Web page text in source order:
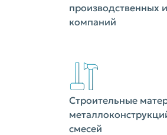
производственных
компаний
Строительные
смесей